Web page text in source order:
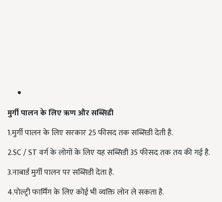
मुर्गीपालनकेलिएऋणऔरसब्सिडी
1.मुर्गी पालन के लिए सरकार 25 फीसद तक सब्सिडी देती है.
2.SC / ST वर्ग के लोगों के लिए यह सब्सिडी 35 फीसद तक तय की गई है.
3.नाबार्ड मुर्गी पालन पर सब्सिडी देता है.
4.पोल्ट्री फार्मिंग के लिए कोई भी व्यक्ति लोन ले सकता है.